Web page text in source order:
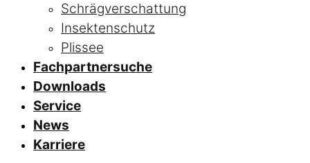
Schrägverschattung
Insektenschutz
Plissee
Fachpartnersuche
Downloads
Service
News
Karriere